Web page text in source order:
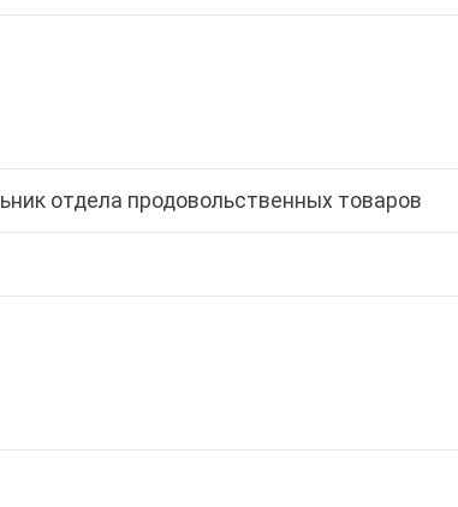
отдела продовольственных товаров